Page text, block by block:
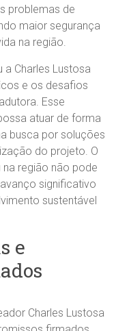
problemas de
maior segurança
na região.
Charles Lustosa
e os desafios
Esse
atuar de forma
busca por soluções
do projeto. O
região não pode
significativo
sustentável
e
Charles Lustosa